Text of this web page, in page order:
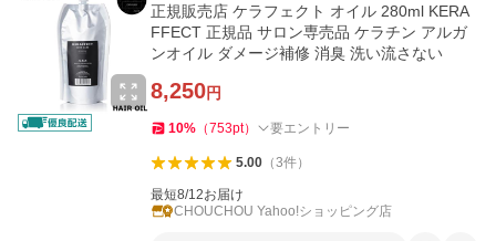
正規販売店 ケラフェクト オイル 280ml KERA
FFECT 正規品 サロン専売品 ケラチン アルガ
ンオイル ダメージ補修 消臭 洗い流さない
8,250円
10% （753pt） 要エントリー
5.00（3件）
最短8/12お届け
CHOUCHOU Yahoo!ショッピング店